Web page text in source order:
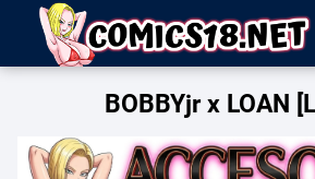
BOBBYjr x LOAN